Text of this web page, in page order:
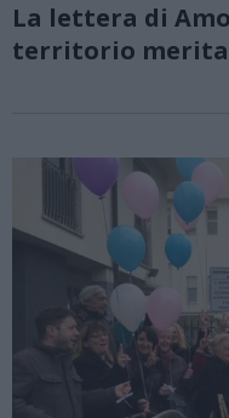
La lettera di
territorio merita